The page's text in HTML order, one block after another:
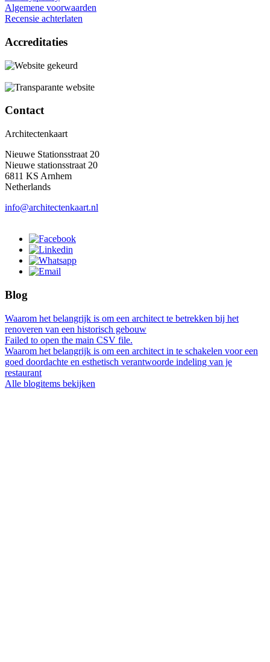
Algemene voorwaarden
Recensie achterlaten
Accreditaties
Contact
Architectenkaart
Nieuwe Stationsstraat 20
Nieuwe stationsstraat 20
6811 KS Arnhem
Netherlands
info@architectenkaart.nl
Blog
Waarom het belangrijk is om een architect te betrekken bij het
renoveren van een historisch gebouw
Failed to open the main CSV file.
Waarom het belangrijk is om een architect in te schakelen voor een
goed doordachte en esthetisch verantwoorde indeling van je
restaurant
Alle blogitems bekijken